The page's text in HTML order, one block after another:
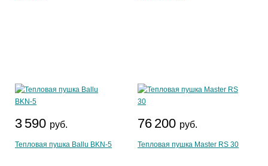
3 590 руб.
Тепловая пушка Ballu BKN-5
76 200 руб.
Тепловая пушка Master RS 30